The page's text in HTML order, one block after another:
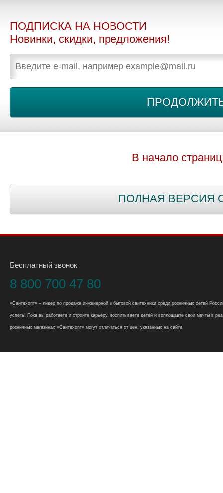
ПОДПИСКА НА НОВОСТИ
Новинки, скидки, предложения!
В начало
ПОЛНАЯ ВЕРСИЯ
Бесплатный звонок
8 800 700 47 80
«Сантехопт» – лидер по продаже инженерной и бытовой сантехники среди розничных сетей
успеть! Пока вы работаете и строите карьеру, воспитываете детей и воплощаете свои мечты в
розничных магазинах «Сантехопт» могут отличаться от цен, указанных на сайте.